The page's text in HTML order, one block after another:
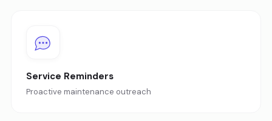
Service Reminders
Proactive maintenance outreach